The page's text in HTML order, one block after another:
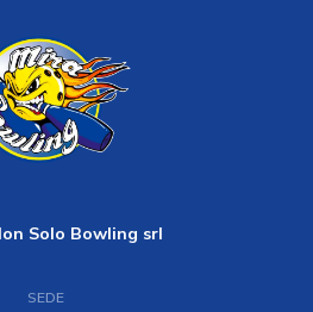
Solo Bowling srl
SEDE